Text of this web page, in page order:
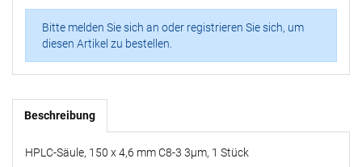
Bitte melden Sie sich an oder registrieren Sie sich, um
diesen Artikel zu bestellen.
Beschreibung
HPLC-Säule, 150 x 4,6 mm C8-3 3µm, 1 Stück